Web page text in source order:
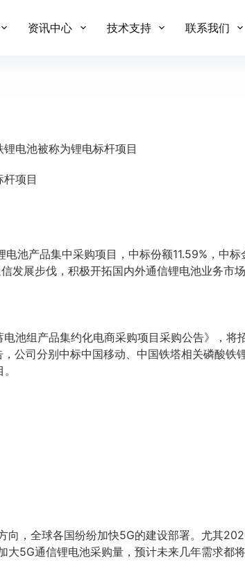
资讯中心 技术支持 联系我们
电池被称为锂电标杆项目
项目
池产品集中采购项目，中标份额11.59%，中标
发展步伐，积极开拓国内外通信锂电池业务市
池组产品集约化电商采购项目采购公告》，将
公司分别中标中国移动、中国铁塔相关磷酸铁
向，全球各国纷纷加快5G的建设部署。尤其
5G通信锂电池采购量，预计未来几年需求都将